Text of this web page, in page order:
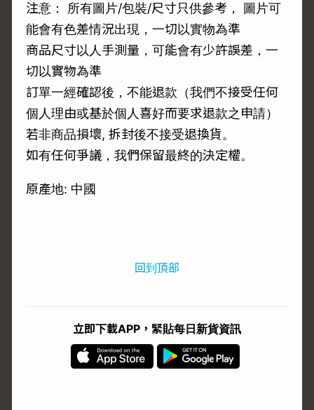
注意： 所有圖片/包裝/尺寸只供參考， 圖片可
能會有色差情況出現，一切以實物為準
商品尺寸以人手測量，可能會有少許誤差，一
切以實物為準
訂單一經確認後，不能退款（我們不接受任何
個人理由或基於個人喜好而要求退款之申請）
若非商品損壞, 拆封後不接受退換貨。
如有任何爭議，我們保留最終的決定權。
原產地: 中國
回到頂部
立即下載APP，緊貼每日新貨資訊